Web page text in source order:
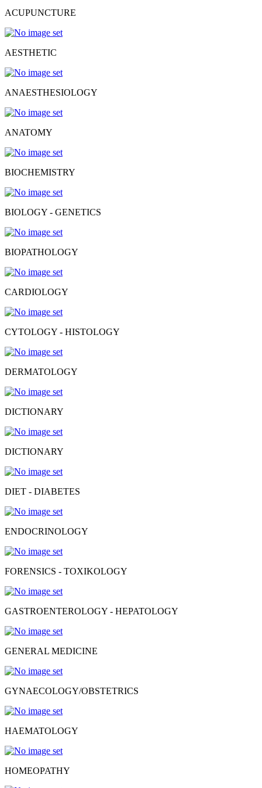
ACUPUNCTURE
AESTHETIC
ANAESTΗESIOLOGY
ANATOMY
BIOCHEMISTRY
BIOLOGY - GENETICS
BIOPATHOLOGY
CARDIOLOGY
CYTOLOGY - HISTOLOGY
DERMATOLOGY
DICTIONARY
DICTIONARY
DIET - DIABETES
ENDOCRINOLOGY
FORENSICS - TOXIKOLOGY
GASTROENTEROLOGY - HEPATOLOGY
GENERAL MEDICINE
GYNAECOLOGY/OBSTETRICS
HAEMATOLOGY
HOMEOPATHY